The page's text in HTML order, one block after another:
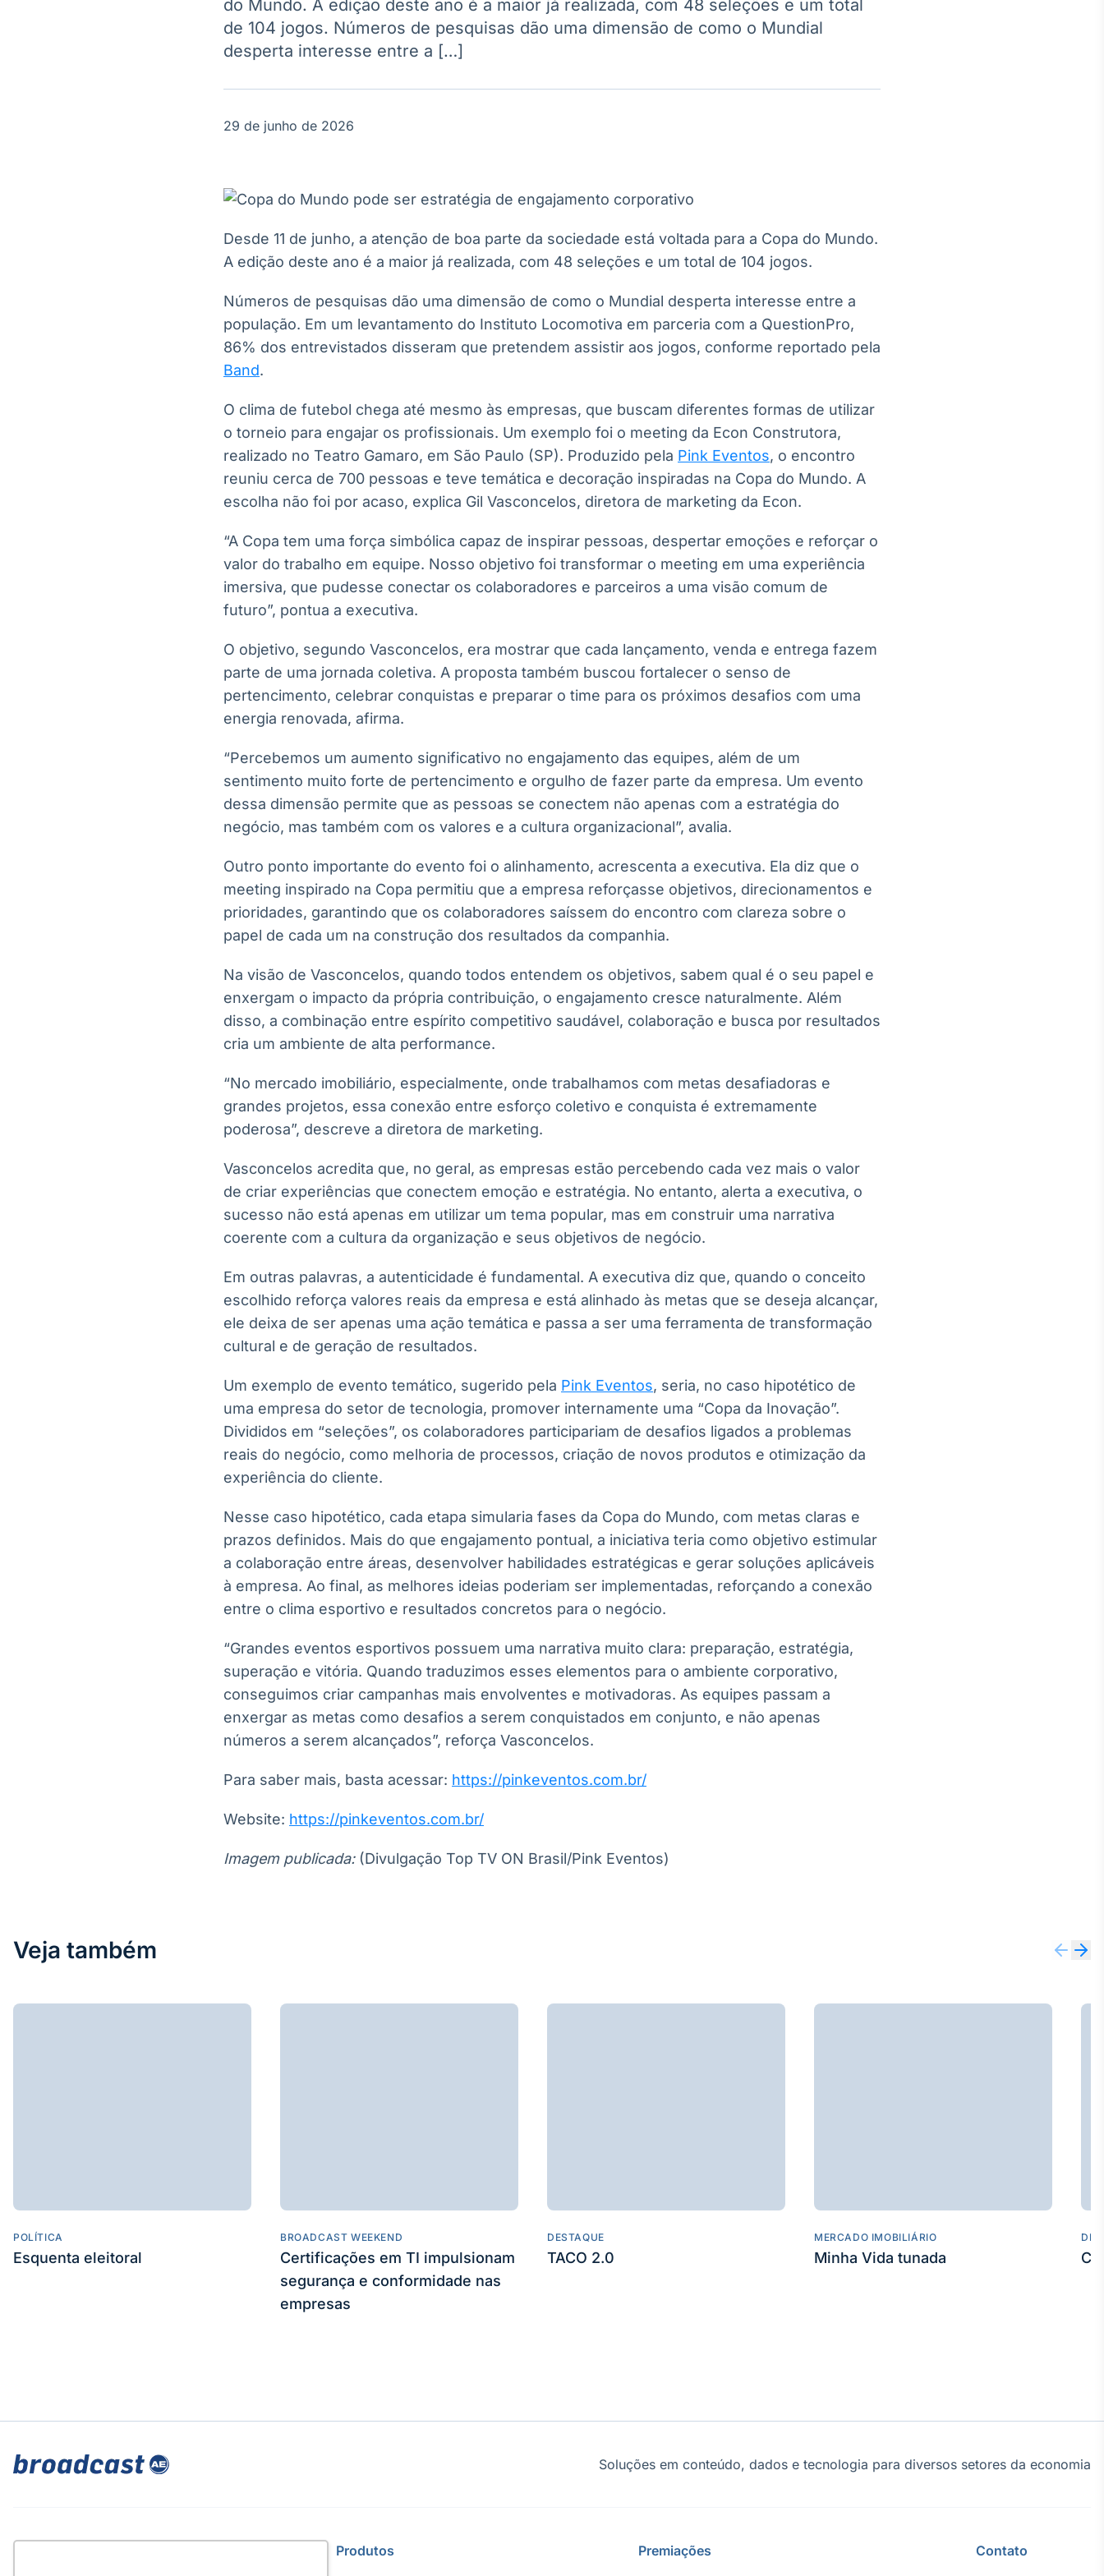
OTC
Plataforma para
negociação de
ativos
Datafeed
APIs para
integração de
conteúdos e
Ticker
Cotações e
headlines de
notícias
Widgets
Componentes
para conteúdos e
Wallboard
Conteúdos e
Curadoria
Curadoria de
notícias e
conteúdos
de investimento
do Mundo. A edição deste ano é a maior já realizada, com 48 seleções e um total
de 104 jogos. Números de pesquisas dão uma dimensão de como o Mundial
desperta interesse entre a […]
29 de junho de 2026
Desde 11 de junho, a atenção de boa parte da sociedade está voltada para a Copa do Mundo.
A edição deste ano é a maior já realizada, com 48 seleções e um total de 104 jogos.
Números de pesquisas dão uma dimensão de como o Mundial desperta interesse entre a
população. Em um levantamento do Instituto Locomotiva em parceria com a QuestionPro,
86% dos entrevistados disseram que pretendem assistir aos jogos, conforme reportado pela
Band.
O clima de futebol chega até mesmo às empresas, que buscam diferentes formas de utilizar
o torneio para engajar os profissionais. Um exemplo foi o meeting da Econ Construtora,
realizado no Teatro Gamaro, em São Paulo (SP). Produzido pela Pink Eventos, o encontro
reuniu cerca de 700 pessoas e teve temática e decoração inspiradas na Copa do Mundo. A
escolha não foi por acaso, explica Gil Vasconcelos, diretora de marketing da Econ.
“A Copa tem uma força simbólica capaz de inspirar pessoas, despertar emoções e reforçar o
valor do trabalho em equipe. Nosso objetivo foi transformar o meeting em uma experiência
imersiva, que pudesse conectar os colaboradores e parceiros a uma visão comum de
futuro”, pontua a executiva.
O objetivo, segundo Vasconcelos, era mostrar que cada lançamento, venda e entrega fazem
parte de uma jornada coletiva. A proposta também buscou fortalecer o senso de
pertencimento, celebrar conquistas e preparar o time para os próximos desafios com uma
energia renovada, afirma.
“Percebemos um aumento significativo no engajamento das equipes, além de um
sentimento muito forte de pertencimento e orgulho de fazer parte da empresa. Um evento
dessa dimensão permite que as pessoas se conectem não apenas com a estratégia do
negócio, mas também com os valores e a cultura organizacional”, avalia.
Outro ponto importante do evento foi o alinhamento, acrescenta a executiva. Ela diz que o
meeting inspirado na Copa permitiu que a empresa reforçasse objetivos, direcionamentos e
prioridades, garantindo que os colaboradores saíssem do encontro com clareza sobre o
papel de cada um na construção dos resultados da companhia.
Na visão de Vasconcelos, quando todos entendem os objetivos, sabem qual é o seu papel e
enxergam o impacto da própria contribuição, o engajamento cresce naturalmente. Além
disso, a combinação entre espírito competitivo saudável, colaboração e busca por resultados
cria um ambiente de alta performance.
“No mercado imobiliário, especialmente, onde trabalhamos com metas desafiadoras e
grandes projetos, essa conexão entre esforço coletivo e conquista é extremamente
poderosa”, descreve a diretora de marketing.
Vasconcelos acredita que, no geral, as empresas estão percebendo cada vez mais o valor
de criar experiências que conectem emoção e estratégia. No entanto, alerta a executiva, o
sucesso não está apenas em utilizar um tema popular, mas em construir uma narrativa
coerente com a cultura da organização e seus objetivos de negócio.
Em outras palavras, a autenticidade é fundamental. A executiva diz que, quando o conceito
escolhido reforça valores reais da empresa e está alinhado às metas que se deseja alcançar,
ele deixa de ser apenas uma ação temática e passa a ser uma ferramenta de transformação
cultural e de geração de resultados.
Um exemplo de evento temático, sugerido pela Pink Eventos, seria, no caso hipotético de
uma empresa do setor de tecnologia, promover internamente uma “Copa da Inovação”.
Divididos em “seleções”, os colaboradores participariam de desafios ligados a problemas
reais do negócio, como melhoria de processos, criação de novos produtos e otimização da
experiência do cliente.
Nesse caso hipotético, cada etapa simularia fases da Copa do Mundo, com metas claras e
prazos definidos. Mais do que engajamento pontual, a iniciativa teria como objetivo estimular
a colaboração entre áreas, desenvolver habilidades estratégicas e gerar soluções aplicáveis
à empresa. Ao final, as melhores ideias poderiam ser implementadas, reforçando a conexão
entre o clima esportivo e resultados concretos para o negócio.
“Grandes eventos esportivos possuem uma narrativa muito clara: preparação, estratégia,
superação e vitória. Quando traduzimos esses elementos para o ambiente corporativo,
conseguimos criar campanhas mais envolventes e motivadoras. As equipes passam a
enxergar as metas como desafios a serem conquistados em conjunto, e não apenas
números a serem alcançados”, reforça Vasconcelos.
Para saber mais, basta acessar: https://pinkeventos.com.br/
Website: https://pinkeventos.com.br/
Imagem publicada:(Divulgação Top TV ON Brasil/Pink Eventos)
Veja também
POLÍTICA
Esquenta eleitoral
BROADCAST WEEKEND
Certificações em TI impulsionam
segurança e conformidade nas
empresas
DESTAQUE
TACO 2.0
MERCADO IMOBILIÁRIO
Minha Vida tunada
Soluções em conteúdo, dados e tecnologia para diversos setores da economia
Produtos Premiações Contato